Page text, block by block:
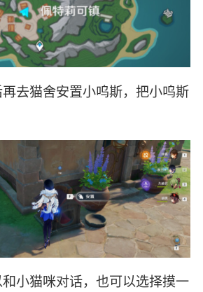
去猫舍安置小呜斯，把小呜斯
小猫咪对话，也可以选择摸一